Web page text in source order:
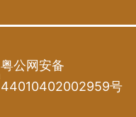
粤公网安备
44010402002959号